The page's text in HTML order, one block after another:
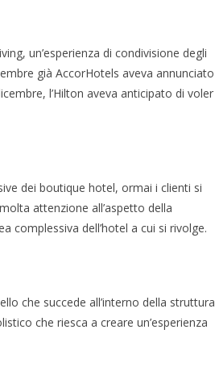
un’esperienza di condivisione degli
già AccorHotels aveva annunciato
l’Hilton aveva anticipato di voler
dei boutique hotel, ormai i clienti si
attenzione all’aspetto della
complessiva dell’hotel a cui si rivolge.
che succede all’interno della struttura
che riesca a creare un’esperienza